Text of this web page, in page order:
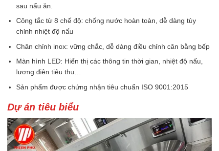
sau nấu ăn.
Công tắc từ 8 chế độ: chống nước hoàn toàn, dễ dàng tùy
chỉnh nhiệt độ nấu
Chân chỉnh inox: vững chắc, dễ dàng điều chỉnh cân bằng bếp
Màn hình LED: Hiển thị các thông tin thời gian, nhiệt độ nấu,
lượng điện tiêu thụ…
Sản phẩm được chứng nhận tiêu chuẩn ISO 9001:2015
Dự án tiêu biểu